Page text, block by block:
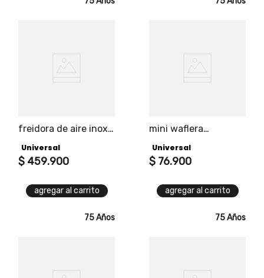
freidora de aire inox
función spray:
agrega vapor a tus
dentro, crocantes por
Universal
$ 459.900
agregar al carrito
mini waflera
snacks y desayunos
en instantes
Universal
$ 76.900
agregar al carrito
75 Años 75 Años